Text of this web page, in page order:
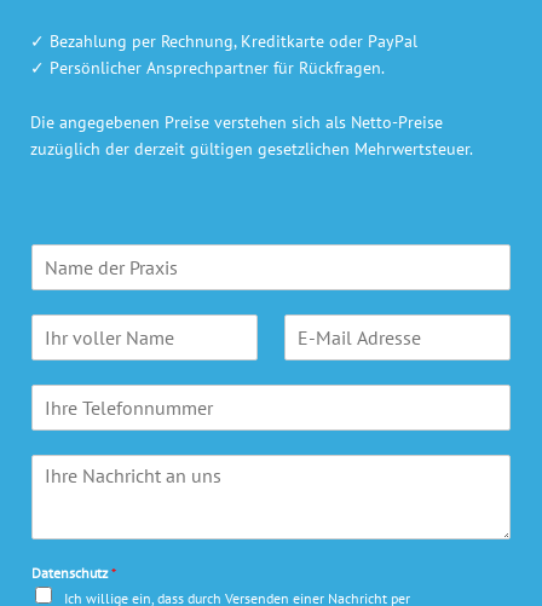
✓ Bezahlung per Rechnung, Kreditkarte oder PayPal
✓ Persönlicher Ansprechpartner für Rückfragen.
Die angegebenen Preise verstehen sich als Netto-Preise
zuzüglich der derzeit gültigen gesetzlichen Mehrwertsteuer.
a
m
e
s
n
e
N
a
Datenschutz*
Ich willige ein, dass durch Versenden einer Nachricht per